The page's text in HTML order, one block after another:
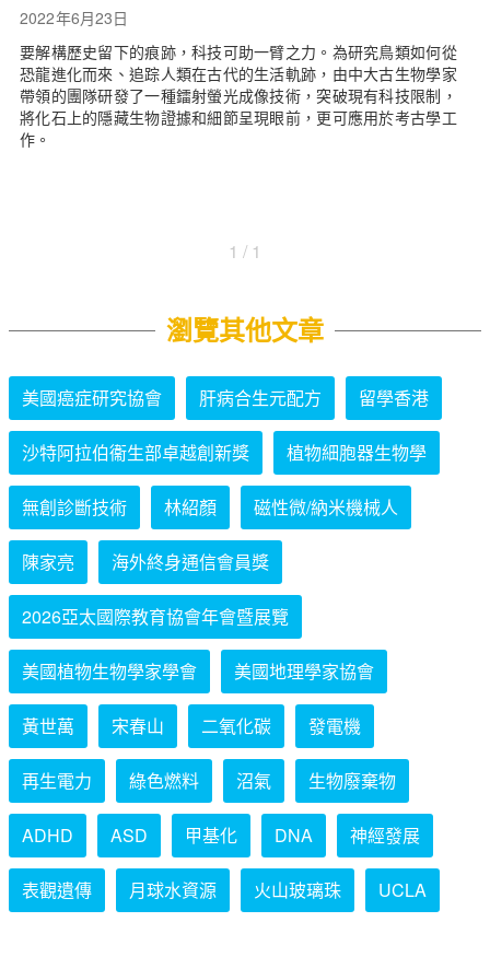
2022年6月23日
要解構歷史留下的痕跡，科技可助一臂之力。為研究鳥類如何從
恐龍進化而來、追踪人類在古代的生活軌跡，由中大古生物學家
帶領的團隊研發了一種鐳射螢光成像技術，突破現有科技限制，
將化石上的隱藏生物證據和細節呈現眼前，更可應用於考古學工
作。
1 / 1
瀏覽其他文章
美國癌症研究協會 肝病合生元配方 留學香港
沙特阿拉伯衞生部卓越創新獎 植物細胞器生物學
無創診斷技術 林紹顏 磁性微/納米機械人
陳家亮 海外終身通信會員獎
2026亞太國際教育協會年會暨展覽
美國植物生物學家學會 美國地理學家協會
黃世萬 宋春山 二氧化碳 發電機
再生電力 綠色燃料 沼氣 生物廢棄物
ADHD ASD 甲基化 DNA 神經發展
表觀遺傳 月球水資源 火山玻璃珠 UCLA